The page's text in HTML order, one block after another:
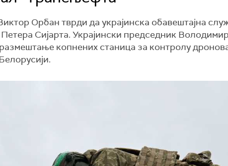
Орбан тврди да украјинска обавештајна
Сијарта. Украјински председник
копнених станица за контролу